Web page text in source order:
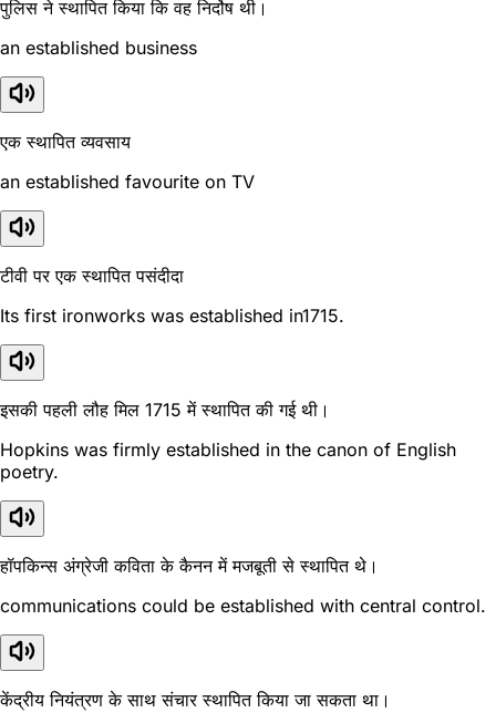
पुलिस ने स्थापित किया कि वह निर्दोष थी।
an established business
एक स्थापित व्यवसाय
an established favourite on TV
टीवी पर एक स्थापित पसंदीदा
Its first ironworks was established in1715.
इसकी पहली लौह मिल 1715 में स्थापित की गई थी।
Hopkins was firmly established in the canon of English
poetry.
हॉपकिन्स अंग्रेजी कविता के कैनन में मजबूती से स्थापित थे।
communications could be established with central control.
केंद्रीय नियंत्रण के साथ संचार स्थापित किया जा सकता था।